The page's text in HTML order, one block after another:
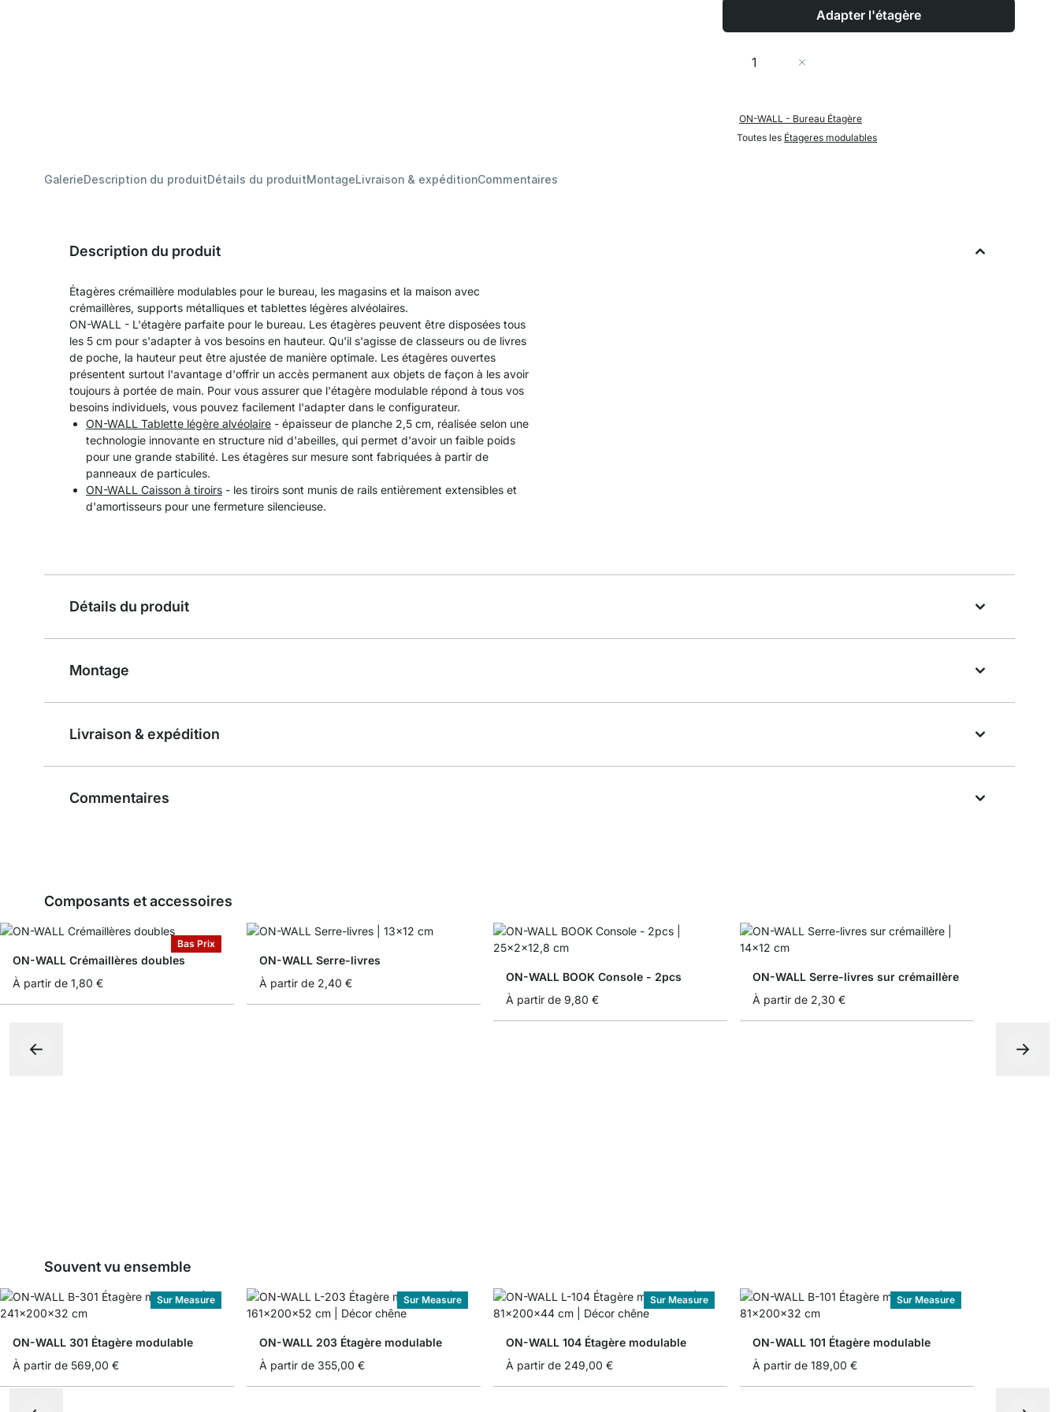
Adapter l'étagère
Quantité
ON-WALL - Bureau Étagère
Toutes les Étageres modulables
GalerieDescription du produitDétails du produitMontageLivraison & expéditionCommentaires
Description du produit
Étagères crémaillère modulables pour le bureau, les magasins et la maison avec
crémaillères, supports métalliques et tablettes légères alvéolaires.
ON-WALL - L'étagère parfaite pour le bureau. Les étagères peuvent être disposées tous
les 5 cm pour s'adapter à vos besoins en hauteur. Qu'il s'agisse de classeurs ou de livres
de poche, la hauteur peut être ajustée de manière optimale. Les étagères ouvertes
présentent surtout l'avantage d'offrir un accès permanent aux objets de façon à les avoir
toujours à portée de main. Pour vous assurer que l'étagère modulable répond à tous vos
besoins individuels, vous pouvez facilement l'adapter dans le configurateur.
ON-WALL Tablette légère alvéolaire - épaisseur de planche 2,5 cm, réalisée selon une
technologie innovante en structure nid d'abeilles, qui permet d'avoir un faible poids
pour une grande stabilité. Les étagères sur mesure sont fabriquées à partir de
panneaux de particules.
ON-WALL Caisson à tiroirs - les tiroirs sont munis de rails entièrement extensibles et
d'amortisseurs pour une fermeture silencieuse.
Détails du produit
Montage
Livraison & expédition
Commentaires
Composants et accessoires
Bas Prix
ON-WALL Crémaillères doubles
À partir de 1,80 €
ON-WALL Serre-livres
À partir de 2,40 €
ON-WALL BOOK Console - 2pcs
À partir de 9,80 €
ON-WALL Serre-livres sur crémaillère
À partir de 2,30 €
Souvent vu ensemble
Sur Measure
ON-WALL 301 Étagère modulable
À partir de 569,00 €
Sur Measure
ON-WALL 203 Étagère modulable
À partir de 355,00 €
Sur Measure
ON-WALL 104 Étagère modulable
À partir de 249,00 €
Sur Measure
ON-WALL 101 Étagère modulable
À partir de 189,00 €